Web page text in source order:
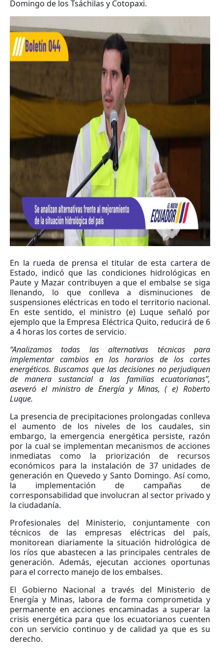
Domingo de los Tsáchilas y Cotopaxi.
En la rueda de prensa el titular de esta cartera de
Estado, indicó que las condiciones hidrológicas en
Paute y Mazar contribuyen a que el embalse se siga
llenando, lo que conlleva a disminuciones de
suspensiones eléctricas en todo el territorio nacional.
En este sentido, el ministro (e) Luque señaló por
ejemplo que la Empresa Eléctrica Quito, reducirá de 6
a 4 horas los cortes de servicio.
“Analizamos todas las alternativas técnicas para
implementar cambios en los horarios de los cortes
energéticos. Buscamos que las decisiones no perjudiquen
de manera sustancial a las familias ecuatorianas”,
aseveró el ministro de Energía y Minas, ( e) Roberto
Luque.
La presencia de precipitaciones prolongadas conlleva
el aumento de los niveles de los caudales, sin
embargo, la emergencia energética persiste, razón
por la cual se implementan mecanismos de acciones
inmediatas como la priorización de recursos
económicos para la instalación de 37 unidades de
generación en Quevedo y Santo Domingo. Así como,
la implementación de campañas de
corresponsabilidad que involucran al sector privado y
la ciudadanía.
Profesionales del Ministerio, conjuntamente con
técnicos de las empresas eléctricas del país,
monitorean diariamente la situación hidrológica de
los ríos que abastecen a las principales centrales de
generación. Además, ejecutan acciones oportunas
para el correcto manejo de los embalses.
El Gobierno Nacional a través del Ministerio de
Energía y Minas, labora de forma comprometida y
permanente en acciones encaminadas a superar la
crisis energética para que los ecuatorianos cuenten
con un servicio continuo y de calidad ya que es su
derecho.